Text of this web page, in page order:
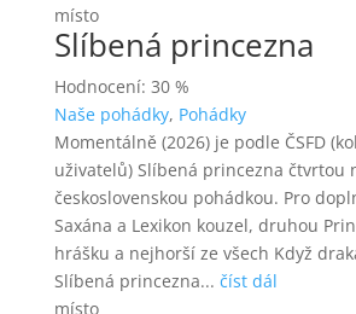
místo
Slíbená princezna
Hodnocení: 30 %
Naše pohádky, Pohádky
Momentálně (2026) je podle ČSFD
uživatelů) Slíbená princezna čtvrtou
československou pohádkou. Pro
Saxána a Lexikon kouzel, druhou
hrášku a nejhorší ze všech Když
Slíbená princezna... číst dál
místo